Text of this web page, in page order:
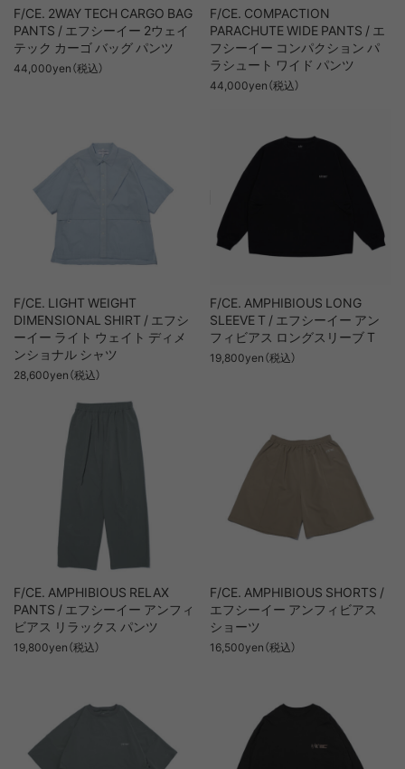
F/CE. 2WAY TECH CARGO BAG
PANTS / エフシーイー 2ウェイ
テック カーゴ バッグ パンツ
44,000yen（税込）
F/CE. COMPACTION
PARACHUTE WIDE PANTS / エ
フシーイー コンパクション パ
ラシュート ワイド パンツ
44,000yen（税込）
F/CE. LIGHT WEIGHT
DIMENSIONAL SHIRT / エフシ
ーイー ライト ウェイト ディメ
ンショナル シャツ
28,600yen（税込）
F/CE. AMPHIBIOUS LONG
SLEEVE T / エフシーイー アン
フィビアス ロングスリーブ T
19,800yen（税込）
F/CE. AMPHIBIOUS RELAX
PANTS / エフシーイー アンフィ
ビアス リラックス パンツ
19,800yen（税込）
F/CE. AMPHIBIOUS SHORTS /
エフシーイー アンフィビアス
ショーツ
16,500yen（税込）